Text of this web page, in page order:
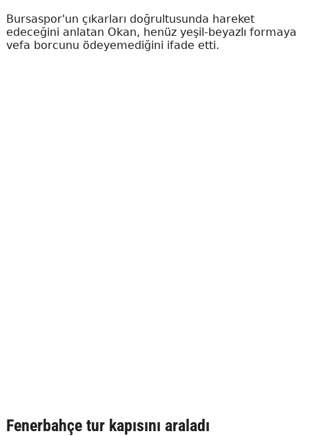
Bursaspor'un çıkarları doğrultusunda hareket
edeceğini anlatan Okan, henüz yeşil-beyazlı formaya
vefa borcunu ödeyemediğini ifade etti.
Fenerbahçe tur kapısını araladı